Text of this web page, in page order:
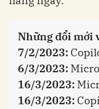
Những đổi mới
7/2/2023:
6/3/2023:
16/3/2023:
16/3/2023: